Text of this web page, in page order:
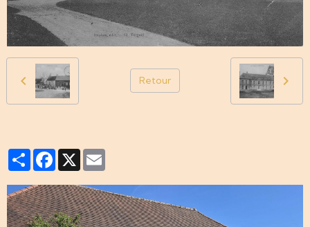
Retour
PartagerFacebook
X